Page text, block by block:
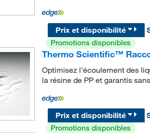
Prix et disponibilité
Promotions disponibles
Thermo Scientific™
Optimisez l’écoulement des
la résine de PP et garantis
Prix et disponibilité
Promotions disponibles